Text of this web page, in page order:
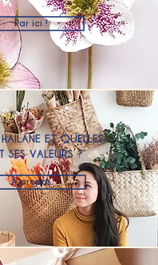
Par ici !
ET QUELLES
SES VALEURS ?
À propos